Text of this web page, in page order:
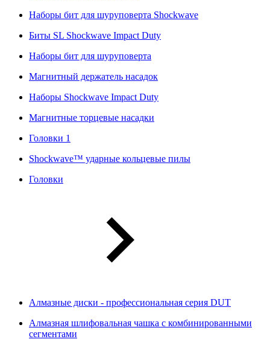
Наборы бит для шуруповерта Shockwave
Биты SL Shockwave Impact Duty
Наборы бит для шуруповерта
Магнитный держатель насадок
Наборы Shockwave Impact Duty
Магнитные торцевые насадки
Головки 1
Shockwave™ ударные кольцевые пилы
Головки
Алмазные диски - профессиональная серия DUT
Алмазная шлифовальная чашка с комбинированными
сегментами